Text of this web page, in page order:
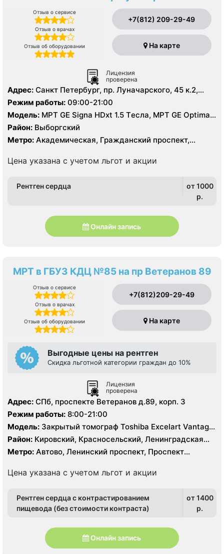
Отзыв о сервисе
Отзыв о врачах
Отзыв об оборудовании
+7(812) 209-29-49
На карте
Лицензия
проверена
Адрес: Санкт Петербург, пр. Луначарского, 45 к.2,
литер А
Режим работы: 09:00-21:00
Модель: МРТ GE Signa HDxt 1.5 Tесла, МРТ GE Optima
MR 360 1.5 Tесла, KT GE Optim 64 среза, УЗИ, Рентген
Район: Выборгский
Метро: Академическая, Гражданский проспект,
Цена указана с учетом льгот и акции
Рентген сердца
от 1000
p.
Онлайн запись
МРТ в ГБУЗ КДЦ №85 на пр Ветеранов 89
Отзыв о сервисе
Отзыв о врачах
Отзыв об оборудовании
+7(812)209-29-49
На карте
Выгодные цены на рентген
Скидка льготной категории граждан до 10%
Лицензия
проверена
Адрес: СПб, проспекте Ветеранов д.89, корп. 3
Режим работы: 8:00-21:00
Модель: Закрытый томограф Toshiba Excelart Vantage
1.5 Тесла
Район: Кировский, Красносельский, Ленинградская
область, Московский, Петродворцовый
Метро: Автово, Ленинский проспект, Проспект
Цена указана с учетом льгот и акции
Рентген сердца с контрастированием
пищевода (без стоимости контраста)
от 1400
p.
Онлайн запись